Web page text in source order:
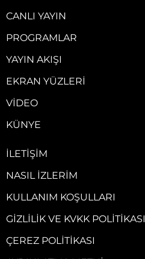
CANLI YAYIN
PROGRAMLAR
YAYIN AKIŞI
EKRAN YÜZLERI
VIDEO
KÜNYE
İLETIŞIM
NASIL İZLERIM
KULLANIM KOŞULLARI
GIZLILIK VE KVKK POLITIKASI
ÇEREZ POLITIKASI